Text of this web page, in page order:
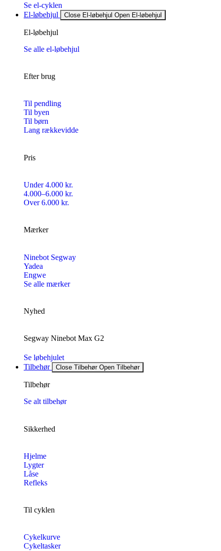
Se el-cyklen
El-løbehjul
Close El-løbehjul Open El-løbehjul
El-løbehjul
Se alle el-løbehjul
Efter brug
Til pendling
Til byen
Til børn
Lang rækkevidde
Pris
Under 4.000 kr.
4.000–6.000 kr.
Over 6.000 kr.
Mærker
Ninebot Segway
Yadea
Engwe
Se alle mærker
Nyhed
Segway Ninebot Max G2
Se løbehjulet
Tilbehør
Close Tilbehør Open Tilbehør
Tilbehør
Se alt tilbehør
Sikkerhed
Hjelme
Lygter
Låse
Refleks
Til cyklen
Cykelkurve
Cykeltasker